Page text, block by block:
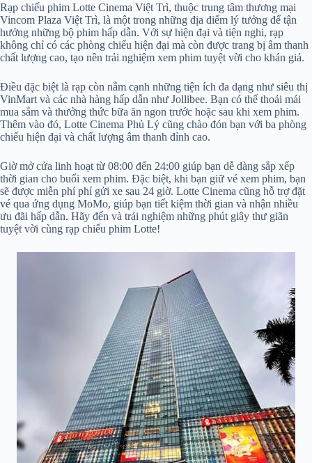
Rạp chiếu phim Lotte Cinema Việt Trì, thuộc trung tâm thương mại
Vincom Plaza Việt Trì, là một trong những địa điểm lý tưởng để tận
hưởng những bộ phim hấp dẫn. Với sự hiện đại và tiện nghi, rạp
không chỉ có các phòng chiếu hiện đại mà còn được trang bị âm thanh
chất lượng cao, tạo nên trải nghiệm xem phim tuyệt vời cho khán giả.
Điều đặc biệt là rạp còn nằm cạnh những tiện ích đa dạng như siêu thị
VinMart và các nhà hàng hấp dẫn như Jollibee. Bạn có thể thoải mái
mua sắm và thưởng thức bữa ăn ngon trước hoặc sau khi xem phim.
Thêm vào đó, Lotte Cinema Phủ Lý cũng chào đón bạn với ba phòng
chiếu hiện đại và chất lượng âm thanh đỉnh cao.
Giờ mở cửa linh hoạt từ 08:00 đến 24:00 giúp bạn dễ dàng sắp xếp
thời gian cho buổi xem phim. Đặc biệt, khi bạn giữ vé xem phim, bạn
sẽ được miễn phí phí gửi xe sau 24 giờ. Lotte Cinema cũng hỗ trợ đặt
vé qua ứng dụng MoMo, giúp bạn tiết kiệm thời gian và nhận nhiều
ưu đãi hấp dẫn. Hãy đến và trải nghiệm những phút giây thư giãn
tuyệt vời cùng rạp chiếu phim Lotte!